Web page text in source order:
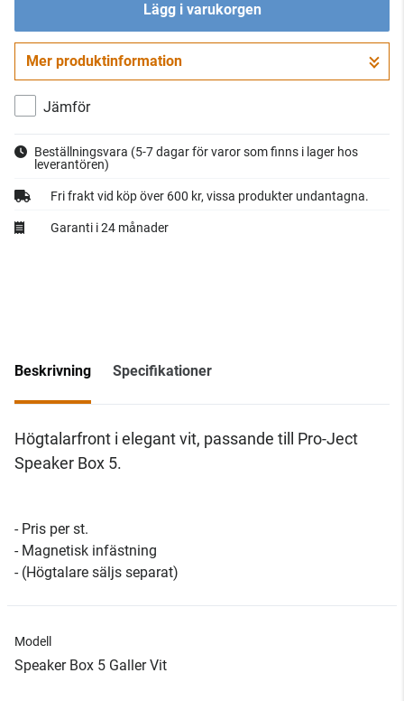
Lägg i varukorgen
Gå till kassan
Mer produktinformation
Jämför
Beställningsvara (5-7 dagar för varor som finns i lager hos
leverantören)
Fri frakt vid köp över 600 kr, vissa produkter undantagna.
Garanti i 24 månader
Beskrivning Specifikationer
Högtalarfront i elegant vit, passande till Pro-Ject
Speaker Box 5.
- Pris per st.
- Magnetisk infästning
- (Högtalare säljs separat)
Modell
Speaker Box 5 Galler Vit